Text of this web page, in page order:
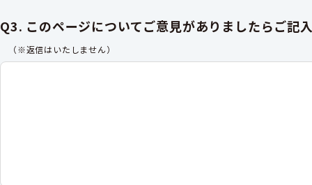
Q3. このページについてご意見がありましたらご記
（※返信はいたしません）